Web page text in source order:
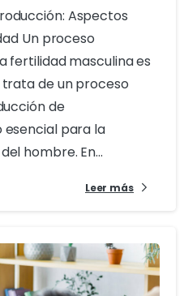
Aspectos
Un proceso
fertilidad masculina es
de un proceso
de
esencial para la
hombre. En...
Leer más